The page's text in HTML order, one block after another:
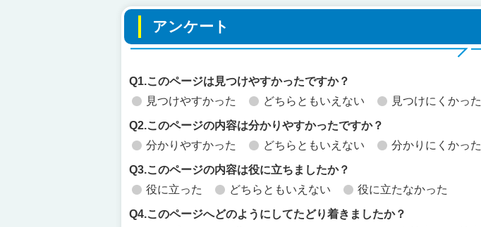
アンケート
Q1.このページは見つけやすかったですか？
見つけやすかった
どちらともいえない 見つけにくかった
Q2.このページの内容は分かりやすかったですか？
分かりやすかった
どちらともいえない 分かりにくかった
Q3.このページの内容は役に立ちましたか？
役に立った
どちらともいえない 役に立たなかった
Q4.このページへどのようにしてたどり着きましたか？